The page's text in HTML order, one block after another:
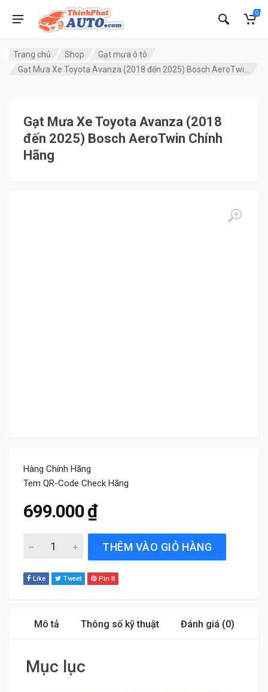
0
Trang chủ Shop
Gạt mưa ô tô
Gạt Mưa Xe Toyota Avanza (2018
đến 2025) Bosch AeroTwin Chính
Hãng
Hàng Chính Hãng
Tem QR-Code Check Hãng
699.000₫
Gạt Mưa Xe Toyota Avanza (2018 đến 2025) Bosch
THÊM VÀO GIỎ HÀNG
Like Tweet Pin It
Mô tả Thông số kỹ thuật Đánh giá (0)
Mục lục